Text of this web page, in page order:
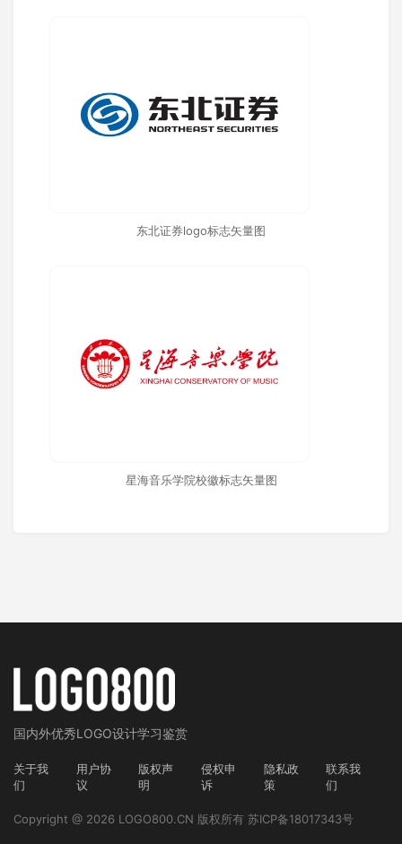
东北证券logo标志矢量图
星海音乐学院校徽标志矢量图
国内外优秀LOGO设计学习鉴赏
关于我
们
用户协
议
版权声
明
侵权申
诉
隐私政
策
联系我
们
Copyright @ 2026 LOGO800.CN 版权所有 苏ICP备18017343号